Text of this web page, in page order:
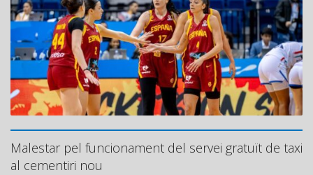
Malestar pel funcionament del servei gratuït de taxi
al cementiri nou